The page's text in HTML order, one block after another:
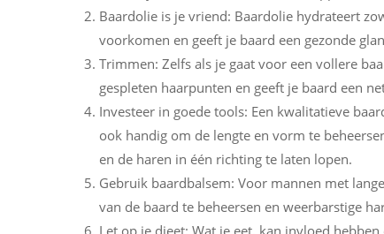
Baardolie is je vriend: Baardolie hydrateert
voorkomen en geeft je baard een gezonde
Trimmen: Zelfs als je gaat voor een vollere
gespleten haarpunten en geeft je baard een
Investeer in goede tools: Een kwalitatieve
ook handig om de lengte en vorm te
en de haren in één richting te laten lopen.
Gebruik baardbalsem: Voor mannen met
van de baard te beheersen en weerbarstige